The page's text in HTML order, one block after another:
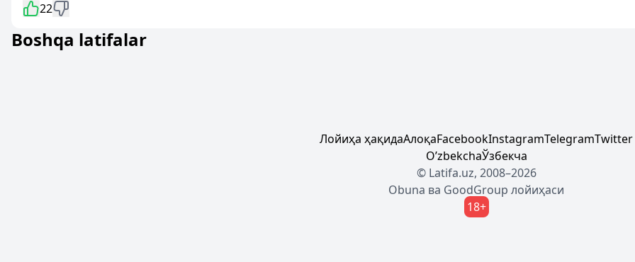
22
Boshqa latifalar
Лойиҳа ҳақидаАлоқаFacebookInstagramTelegramTwitter
OʼzbekchaЎзбекча
© Latifa.uz, 2008–2026
Obuna ва GoodGroup лойиҳаси
18+